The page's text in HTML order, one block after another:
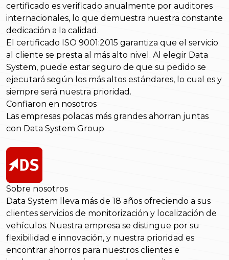
certificado es verificado anualmente por auditores
internacionales, lo que demuestra nuestra constante
dedicación a la calidad.
El certificado ISO 9001:2015 garantiza que el servicio
al cliente se presta al más alto nivel. Al elegir Data
System, puede estar seguro de que su pedido se
ejecutará según los más altos estándares, lo cual es y
siempre será nuestra prioridad.
Confiaron en nosotros
Las empresas polacas más grandes ahorran juntas
con Data System Group
Sobre nosotros
Data System lleva más de 18 años ofreciendo a sus
clientes servicios de monitorización y localización de
vehículos. Nuestra empresa se distingue por su
flexibilidad e innovación, y nuestra prioridad es
encontrar ahorros para nuestros clientes e